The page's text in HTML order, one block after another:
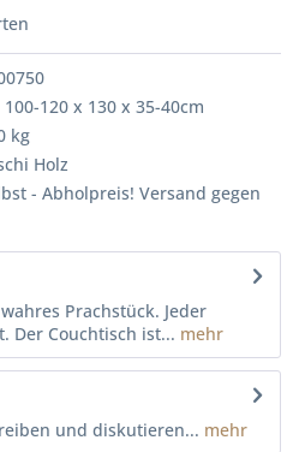
100-120 x 130 x 35-40cm
kg
Holz
- Abholpreis! Versand gegen
Prachstück. Jeder
Der Couchtisch ist... mehr
und diskutieren... mehr